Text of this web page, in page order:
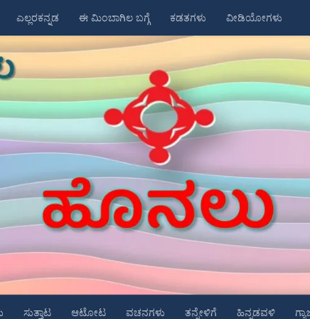
ಎಲ್ಲರಕನ್ನಡ ಈ ಮಿಂಬಾಗಿಲ ಬಗ್ಗೆ ಕಡತಗಳು ವೀಡಿಯೋಗಳು
ಸುತ್ತಾಟ ಆಟೋಟ ವಚನಗಳು ತನ್ನೇಳಿಗೆ ಹಿನ್ನಡವಳಿ